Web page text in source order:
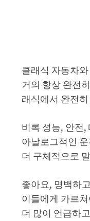
클래식 자동차
거의 항상 완전
래식에서 완전
비록 성능, 안전
아날로그적인
더 구체적으로
좋아요, 명백하
이들에게 가르
더 많이 언급하